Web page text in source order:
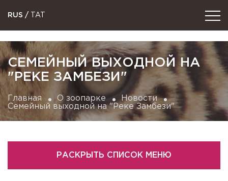
RUS / TAT
СЕМЕЙНЫЙ ВЫХОДНОЙ НА
"РЕКЕ ЗАМБЕЗИ"
Главная О зоопарке
Новости
Семейный выходной на "Реке Замбези"
РАСКРЫТЬ СПИСОК МЕНЮ